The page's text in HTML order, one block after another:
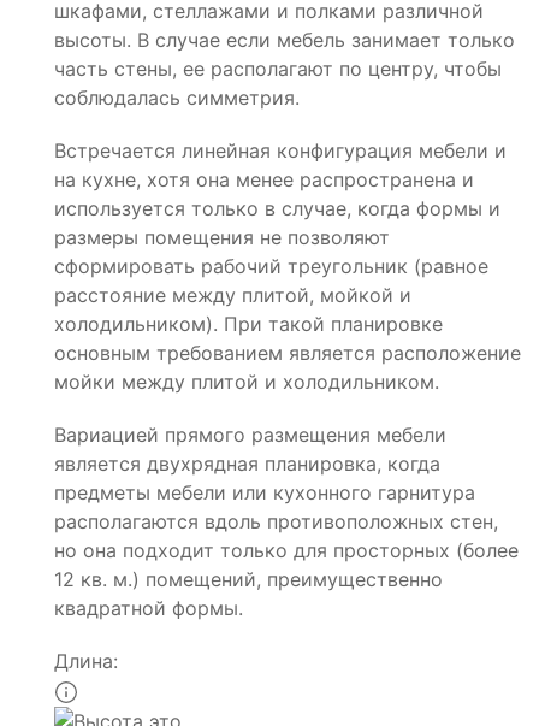
шкафами, стеллажами и полками различной
высоты. В случае если мебель занимает только
часть стены, ее располагают по центру, чтобы
соблюдалась симметрия.
Встречается линейная конфигурация мебели и
на кухне, хотя она менее распространена и
используется только в случае, когда формы и
размеры помещения не позволяют
сформировать рабочий треугольник (равное
расстояние между плитой, мойкой и
холодильником). При такой планировке
основным требованием является расположение
мойки между плитой и холодильником.
Вариацией прямого размещения мебели
является двухрядная планировка, когда
предметы мебели или кухонного гарнитура
располагаются вдоль противоположных стен,
но она подходит только для просторных (более
12 кв. м.) помещений, преимущественно
квадратной формы.
Длина: